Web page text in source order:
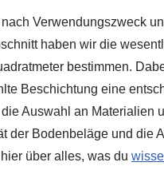
Verwendungszweck
haben wir die
bestimmen.
Beschichtung eine
Auswahl an Materialien
der Bodenbeläge und die
über alles, was du